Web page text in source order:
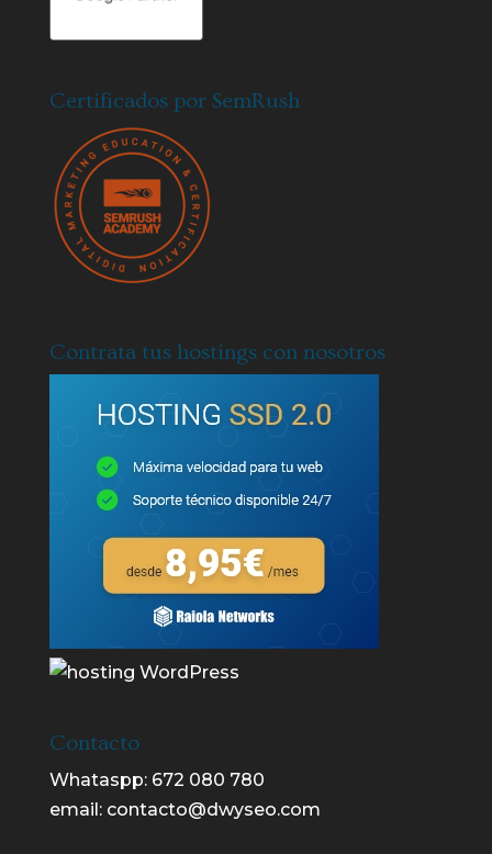
Certificados por SemRush
Contrata tus hostings con nosotros
Contacto
Whataspp: 672 080 780
email: contacto@dwyseo.com